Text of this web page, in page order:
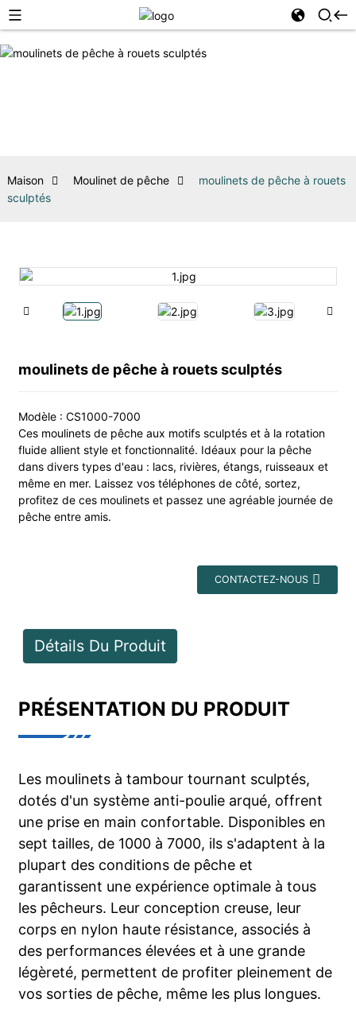
Maison Moulinet de pêche
moulinets de pêche à rouets
sculptés
moulinets de pêche à rouets sculptés
Modèle : CS1000-7000
Ces moulinets de pêche aux motifs sculptés et à la rotation
fluide allient style et fonctionnalité. Idéaux pour la pêche
dans divers types d'eau : lacs, rivières, étangs, ruisseaux et
même en mer. Laissez vos téléphones de côté, sortez,
profitez de ces moulinets et passez une agréable journée de
pêche entre amis.
CONTACTEZ-NOUS
Détails Du Produit
PRÉSENTATION DU PRODUIT
Les moulinets à tambour tournant sculptés,
dotés d'un système anti-poulie arqué, offrent
une prise en main confortable. Disponibles en
sept tailles, de 1000 à 7000, ils s'adaptent à la
plupart des conditions de pêche et
garantissent une expérience optimale à tous
les pêcheurs. Leur conception creuse, leur
corps en nylon haute résistance, associés à
des performances élevées et à une grande
légèreté, permettent de profiter pleinement de
vos sorties de pêche, même les plus longues.